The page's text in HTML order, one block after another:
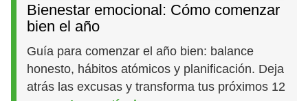
Bienestar emocional: Cómo comenzar
bien el año
Guía para comenzar el año bien: balance
honesto, hábitos atómicos y planificación. Deja
atrás las excusas y transforma tus próximos 12